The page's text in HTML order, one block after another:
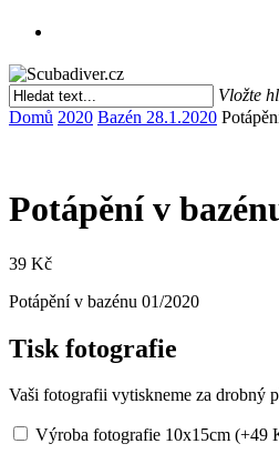
Vložte
Close
Domů 2020 Bazén 28.1.2020
Potápění v
39 Kč
Potápění v bazénu 01/2020
Tisk fotografie
Vaši fotografii vytiskneme za drobný
Výroba fotografie 10x15cm (+49